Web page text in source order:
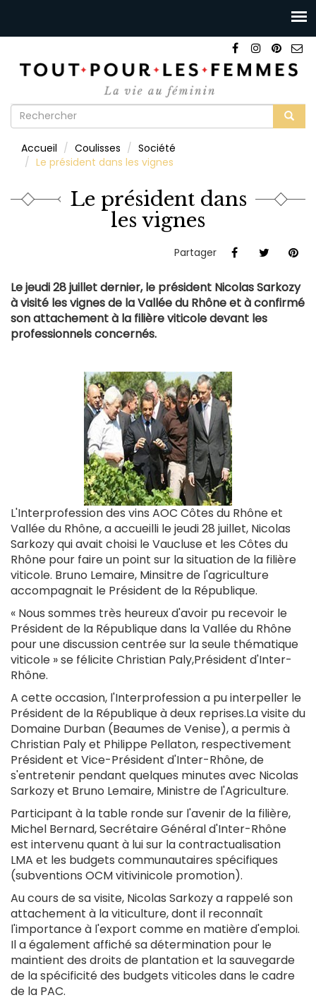
Formulaire
recherche
Accueil Coulisses
Société
Le président dans les vignes
Le président dans
les vignes
Partager
Le jeudi 28 juillet dernier, le président Nicolas Sarkozy
à visité les vignes de la Vallée du Rhône et à confirmé
son attachement à la filière viticole devant les
professionnels concernés.
L'Interprofession des vins AOC Côtes du Rhône et
Vallée du Rhône, a accueilli le jeudi 28 juillet, Nicolas
Sarkozy qui avait choisi le Vaucluse et les Côtes du
Rhône pour faire un point sur la situation de la filière
viticole. Bruno Lemaire, Minsitre de l'agriculture
accompagnait le Président de la République.
« Nous sommes très heureux d'avoir pu recevoir le
Président de la République dans la Vallée du Rhône
pour une discussion centrée sur la seule thématique
viticole » se félicite Christian Paly,Président d'Inter-
Rhône.
A cette occasion, l'Interprofession a pu interpeller le
Président de la République à deux reprises.La visite du
Domaine Durban (Beaumes de Venise), a permis à
Christian Paly et Philippe Pellaton, respectivement
Président et Vice-Président d'Inter-Rhône, de
s'entretenir pendant quelques minutes avec Nicolas
Sarkozy et Bruno Lemaire, Ministre de l'Agriculture.
Participant à la table ronde sur l'avenir de la filière,
Michel Bernard, Secrétaire Général d'Inter-Rhône
est intervenu quant à lui sur la contractualisation
LMA et les budgets communautaires spécifiques
(subventions OCM vitivinicole promotion).
Au cours de sa visite, Nicolas Sarkozy a rappelé son
attachement à la viticulture, dont il reconnaît
l'importance à l'export comme en matière d'emploi.
Il a également affiché sa détermination pour le
maintient des droits de plantation et la sauvegarde
de la spécificité des budgets viticoles dans le cadre
de la PAC.